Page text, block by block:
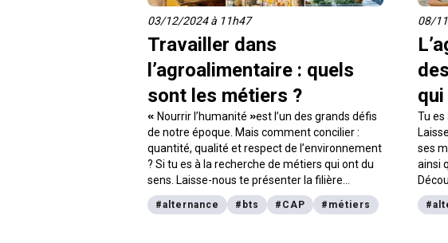
03/12/2024 à 11h47
Travailler dans
l’agroalimentaire : quels
sont les métiers ?
« Nourrir l’humanité»est l’un des grands défis
de notre époque. Mais comment concilier :
quantité, qualité et respect de l’environnement
? Si tu es à la recherche de métiers qui ont du
sens. Laisse-nous te présenter la filière
agroalimentaire, mais aussi les préjugés qui lui
sont associés. Découvre un secteur qui recrute
#alternance # bts # CAP # métiers
08/
Tu es
ses
ainsi
#